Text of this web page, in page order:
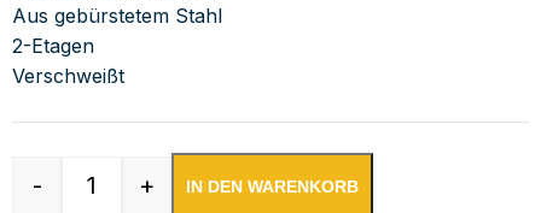
Aus gebürstetem Stahl
2-Etagen
Verschweißt
Edelstahl Aufsatzboard 2-Etagen | Bautiefe 400
- + IN DEN WARENKORB